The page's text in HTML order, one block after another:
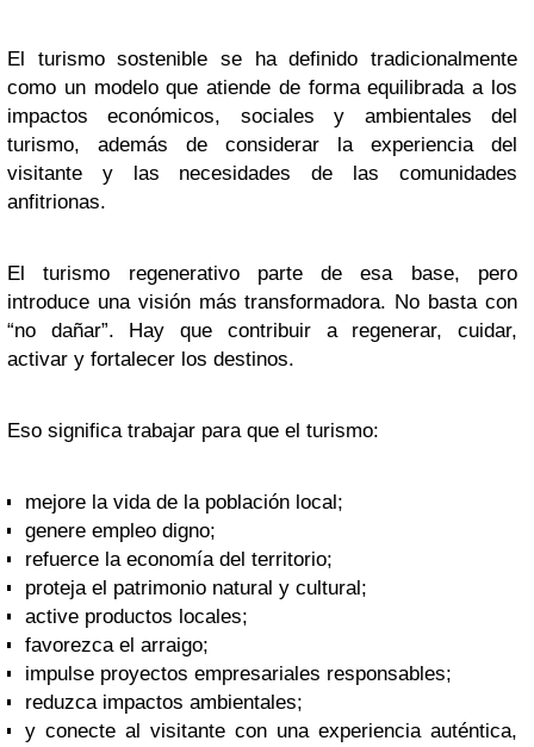
El turismo sostenible se ha definido tradicionalmente
como un modelo que atiende de forma equilibrada a los
impactos económicos, sociales y ambientales del
turismo, además de considerar la experiencia del
visitante y las necesidades de las comunidades
anfitrionas.
El turismo regenerativo parte de esa base, pero
introduce una visión más transformadora. No basta con
“no dañar”. Hay que contribuir a regenerar, cuidar,
activar y fortalecer los destinos.
Eso significa trabajar para que el turismo:
mejore la vida de la población local;
genere empleo digno;
refuerce la economía del territorio;
proteja el patrimonio natural y cultural;
active productos locales;
favorezca el arraigo;
impulse proyectos empresariales responsables;
reduzca impactos ambientales;
y conecte al visitante con una experiencia auténtica,